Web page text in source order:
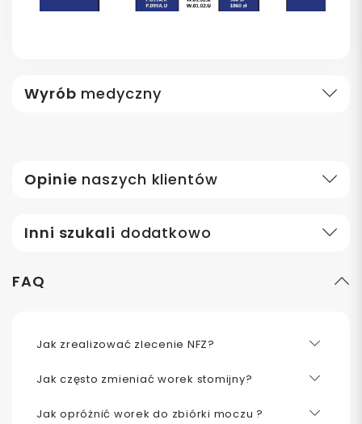
Wyrób medyczny
Opinie naszych klientów
Inni szukali dodatkowo
FAQ
Jak zrealizować zlecenie NFZ?
Jak często zmieniać worek stomijny?
Jak opróżnić worek do zbiórki moczu ?